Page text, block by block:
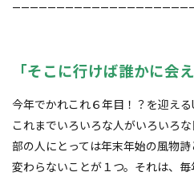
「そこに行けば誰かに会
今年でかれこれ６年目！？を迎える
これまでいろいろな人がいろいろ
部の人にとっては年末年始の風物
変わらないことが１つ。それは、